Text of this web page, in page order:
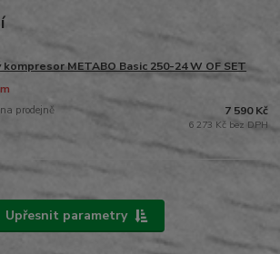
METABO Basic 250-24 W OF SET
prodejně 7 590 Kč
6 273 Kč bez DPH
Upřesnit parametry